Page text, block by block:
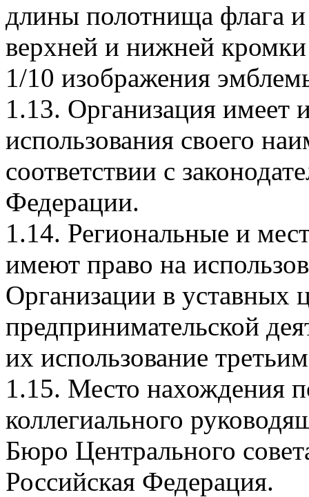
длины полотнища флага и
верхней и нижней
1/10 изображения
1.13. Организация имеет
использования своего
соответствии с
Федерации.
1.14. Региональные и
имеют право на
Организации в уставных
предпринимательской
их использование
1.15. Место нахождения
коллегиального
Бюро Центрального
Российская Федерация.